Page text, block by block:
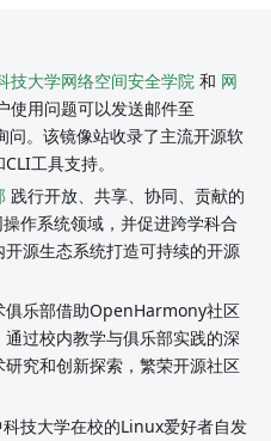
技大学网络空间安全学院 和 网
使用问题可以发送邮件至
问。该镜像站收录了主流开源软
工具支持。
践行开放、共享、协同、贡献的
作系统领域，并促进跨学科合
源生态系统打造可持续的开源
乐部借助OpenHarmony社区
过校内教学与俱乐部实践的深
究和创新探索，繁荣开源社区
技大学在校的Linux爱好者自发